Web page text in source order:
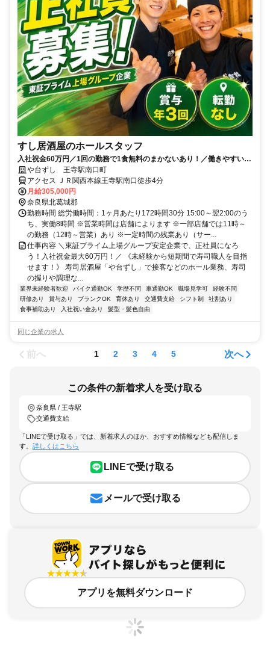
すし居酒屋のホールスタッフ
入社祝金60万円／1回の勤務で1食無料のまかないあり！／働きやすい環
境づくりに力を入れています◎
や台ずし 王寺駅南口町
アクセス ＪＲ関西本線王寺駅南口徒歩4分
月給305,000円
奈良県北葛城郡
勤務時間 総労働時間：1ヶ月あたり172時間30分 15:00～翌2:00のう
ち、実働8時間 ※営業時間は店舗によります ※一部店舗では11時～
の勤務（12時～営業）あり ※一定時間の残業あり（サー...
仕事内容 ＼東証プライム上場グループ安定企業で、正社員になろ
う！入社祝金最大60万円！／ 《未経験から短期間で寿司職人を目指
せます！》 寿司居酒屋「や台ずし」で接客などのホール業務、寿司
の握りや調理な...
業界未経験者歓迎 バイク通勤OK 学歴不問 車通勤OK 職場見学可
経験不問
研修あり
賞与あり ブランクOK 育休あり 交通費支給 シフト制
社割あり
食事補助あり
入社祝い金あり 髪型・髪色自由
同じ企業の求人
前へ 1 2 3 4 5 次へ
この条件の新着求人を受け取る
奈良県 / 王寺駅
交通費支給
「LINEで受け取る」では、新着求人のほか、おすすめ情報なども配信しま
す。 詳しくはこちら
LINEで受け取る
メールで受け取る
アプリを無料ダウンロード